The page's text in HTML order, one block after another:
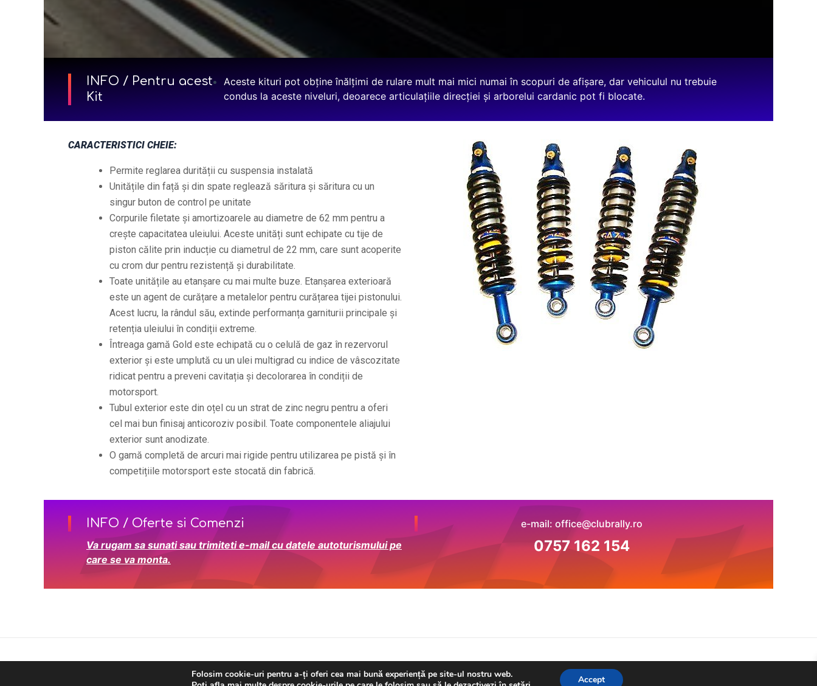
INFO / Pentru acest
Kit
Aceste kituri pot obține înălțimi de rulare mult mai mici numai în scopuri de afișare, dar vehiculul nu trebuie
condus la aceste niveluri, deoarece articulațiile direcției și arborelui cardanic pot fi blocate.
CARACTERISTICI CHEIE:
Permite reglarea durității cu suspensia instalată
Unitățile din față și din spate reglează săritura și săritura cu un
singur buton de control pe unitate
Corpurile filetate și amortizoarele au diametre de 62 mm pentru a
crește capacitatea uleiului. Aceste unități sunt echipate cu tije de
piston călite prin inducție cu diametrul de 22 mm, care sunt acoperite
cu crom dur pentru rezistență și durabilitate.
Toate unitățile au etanșare cu mai multe buze. Etanșarea exterioară
este un agent de curățare a metalelor pentru curățarea tijei pistonului.
Acest lucru, la rândul său, extinde performanța garniturii principale și
retenția uleiului în condiții extreme.
Întreaga gamă Gold este echipată cu o celulă de gaz în rezervorul
exterior și este umplută cu un ulei multigrad cu indice de vâscozitate
ridicat pentru a preveni cavitația și decolorarea în condiții de
motorsport.
Tubul exterior este din oțel cu un strat de zinc negru pentru a oferi
cel mai bun finisaj anticoroziv posibil. Toate componentele aliajului
exterior sunt anodizate.
O gamă completă de arcuri mai rigide pentru utilizarea pe pistă și în
competițiile motorsport este stocată din fabrică.
INFO / Oferte si Comenzi
Va rugam sa sunati sau trimiteti e-mail cu datele autoturismului pe
care se va monta.
e-mail: office@clubrally.ro
0757 162 154
Copyright © 2026 Rally Shop | Powered by Astra WordPress Theme
Folosim cookie-uri pentru a-ți oferi cea mai bună experiență pe site-ul nostru web.
Accept